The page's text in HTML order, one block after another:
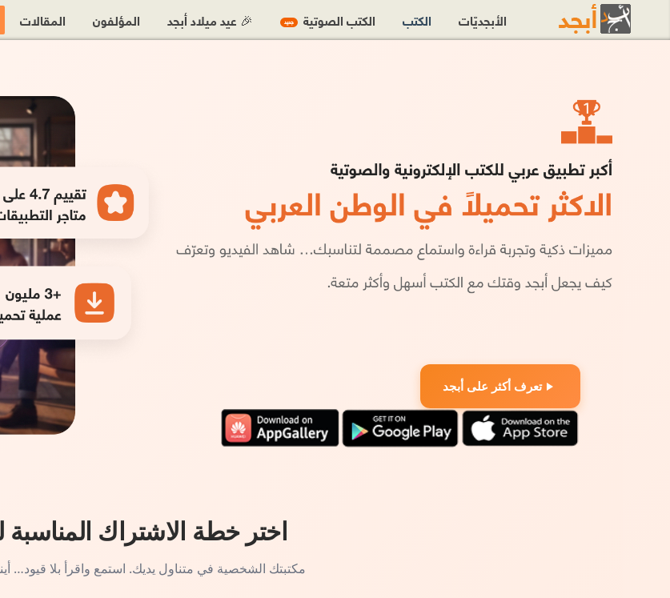
تعرف أكثر على أبجد
اختر خطة الاشتراك المناسبة
مكتبتك الشخصية في متناول يديك. استمع واقرأ بلا قيود…
الأبجديّات الكتب الكتب الصوتية جديد 🎉 عيد ميلاد أبجد المؤلفون المقالات